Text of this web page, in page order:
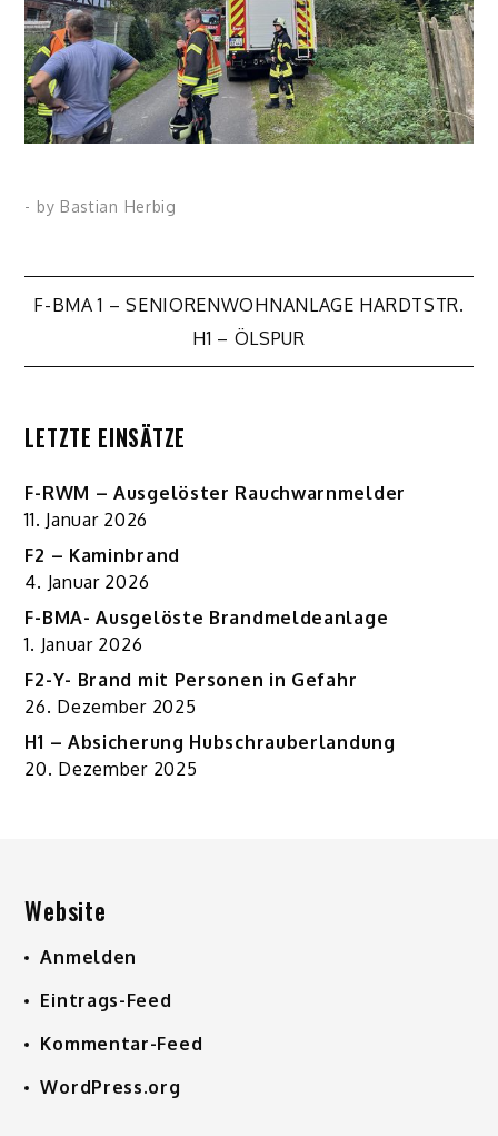
- by Bastian Herbig
Beitragsnavigation
F-BMA 1 – SENIORENWOHNANLAGE HARDTSTR.
H1 – ÖLSPUR
LETZTE EINSÄTZE
F-RWM – Ausgelöster Rauchwarnmelder
11. Januar 2026
F2 – Kaminbrand
4. Januar 2026
F-BMA- Ausgelöste Brandmeldeanlage
1. Januar 2026
F2-Y- Brand mit Personen in Gefahr
26. Dezember 2025
H1 – Absicherung Hubschrauberlandung
20. Dezember 2025
Website
Anmelden
Eintrags-Feed
Kommentar-Feed
WordPress.org